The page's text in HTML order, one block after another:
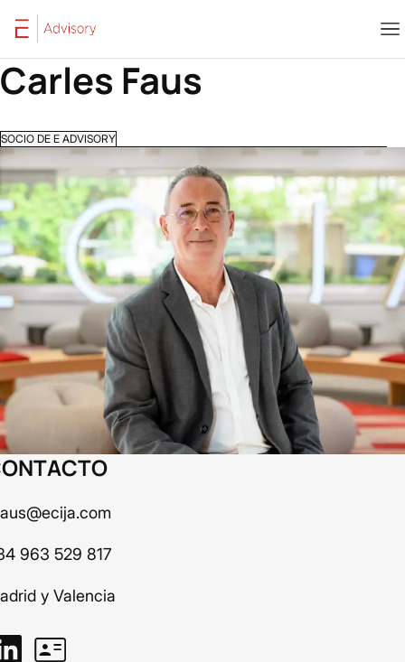
Saltar al contenido
Carles Faus
SOCIO DE E ADVISORY
963 529 817
y Valencia